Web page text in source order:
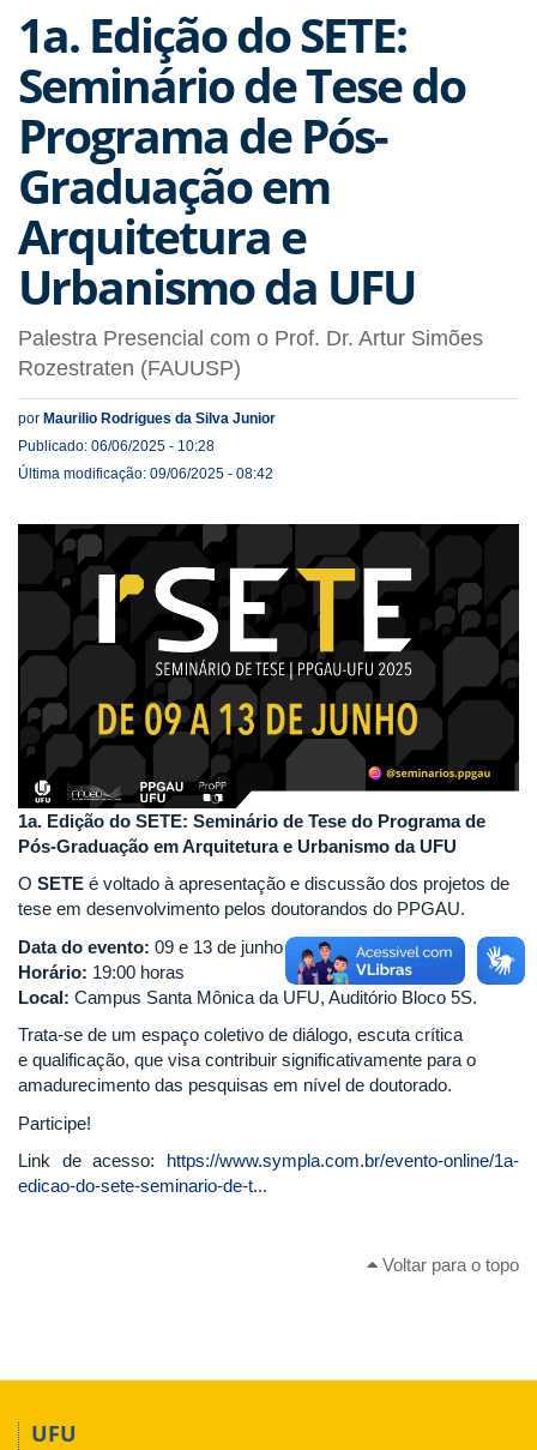
1a. Edição do SETE:
Seminário de Tese do
Programa de Pós-
Graduação em
Arquitetura e
Urbanismo da UFU
Palestra Presencial com o Prof. Dr. Artur Simões
Rozestraten (FAUUSP)
por Maurilio Rodrigues da Silva Junior
Publicado: 06/06/2025 - 10:28
Última modificação: 09/06/2025 - 08:42
1a. Edição do SETE: Seminário de Tese do Programa de
Pós-Graduação em Arquitetura e Urbanismo da UFU
O SETE é voltado à apresentação e discussão dos projetos de
tese em desenvolvimento pelos doutorandos do PPGAU.
Data do evento: 09 e 13 de junho de 2025.
Horário: 19:00 horas
Local: Campus Santa Mônica da UFU, Auditório Bloco 5S.
Trata-se de um espaço coletivo de diálogo, escuta crítica
e qualificação, que visa contribuir significativamente para o
amadurecimento das pesquisas em nível de doutorado.
Participe!
Link de acesso: https://www.sympla.com.br/evento-online/1a-
edicao-do-sete-seminario-de-t...
Voltar para o topo
UFU